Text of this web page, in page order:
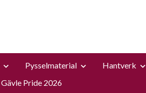
Pysselmaterial Hantverk
Gävle Pride 2026